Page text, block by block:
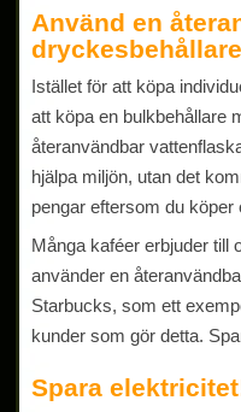
Använd en
dryckesbehållare
Istället för att köpa
att köpa en bulkbehållare
återanvändbar
hjälpa miljön, utan det
pengar eftersom du köper
Många kaféer erbjuder till
använder en
Starbucks, som ett
kunder som gör detta.
Spara